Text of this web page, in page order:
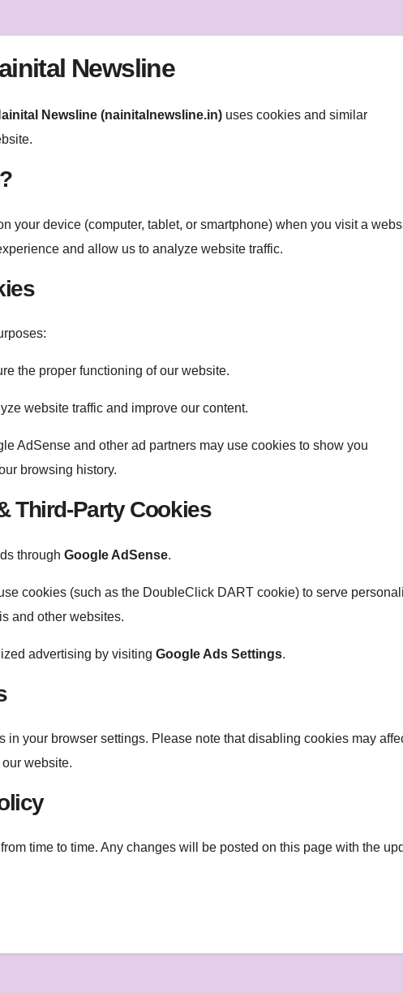
Newsline
Newsline (nainitalnewsline.in) uses cookies and similar
your device (computer, tablet, or smartphone) when you visit a
and allow us to analyze website traffic.
the proper functioning of our website.
website traffic and improve our content.
AdSense and other ad partners may use cookies to show you
browsing history.
Third-Party Cookies
through Google AdSense.
cookies (such as the DoubleClick DART cookie) to serve
and other websites.
advertising by visiting Google Ads Settings.
in your browser settings. Please note that disabling cookies may
website.
time to time. Any changes will be posted on this page with the